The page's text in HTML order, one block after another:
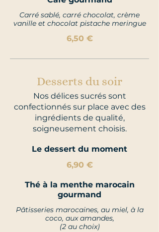
Carré sablé, carré chocolat, crème
vanille et chocolat pistache meringue
6,50 €
Desserts du soir
Nos délices sucrés sont
confectionnés sur place avec des
ingrédients de qualité,
soigneusement choisis.
Le dessert du moment
6,90 €
Thé à la menthe marocain
gourmand
Pâtisseries marocaines, au miel, à la
coco, aux amandes,
(2 au choix)